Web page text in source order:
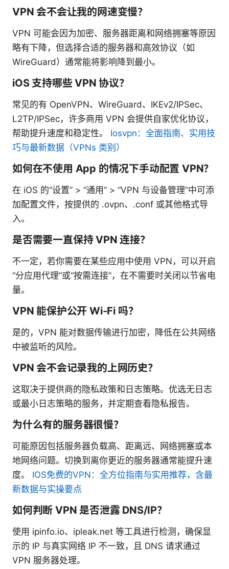
VPN 会不会让我的网速变慢？
VPN 可能会因为加密、服务器距离和网络拥塞等原因
略有下降，但选择合适的服务器和高效协议（如
WireGuard）通常能将影响降到最小。
iOS 支持哪些 VPN 协议？
常见的有 OpenVPN、WireGuard、IKEv2/IPSec、
L2TP/IPSec，许多商用 VPN 会提供自家优化协议，
帮助提升速度和稳定性。 Iosvpn：全面指南、实用技
巧与最新数据（VPNs 类别）
如何在不使用 App 的情况下手动配置 VPN？
在 iOS 的“设置” > “通用” > “VPN 与设备管理”中可添
加配置文件，按提供的 .ovpn、.conf 或其他格式导
入。
是否需要一直保持 VPN 连接？
不一定，若你需要在某些应用中使用 VPN，可以开启
“分应用代理”或“按需连接”，在不需要时关闭以节省电
量。
VPN 能保护公开 Wi‑Fi 吗？
是的，VPN 能对数据传输进行加密，降低在公共网络
中被监听的风险。
VPN 会不会记录我的上网历史？
这取决于提供商的隐私政策和日志策略。优选无日志
或最小日志策略的服务，并定期查看隐私报告。
为什么有的服务器很慢？
可能原因包括服务器负载高、距离远、网络拥塞或本
地网络问题。切换到离你更近的服务器通常能提升速
度。 IOS免费的VPN：全方位指南与实用推荐，含最
新数据与实操要点
如何判断 VPN 是否泄露 DNS/IP？
使用 ipinfo.io、ipleak.net 等工具进行检测，确保显
示的 IP 与真实网络 IP 不一致，且 DNS 请求通过
VPN 服务器处理。